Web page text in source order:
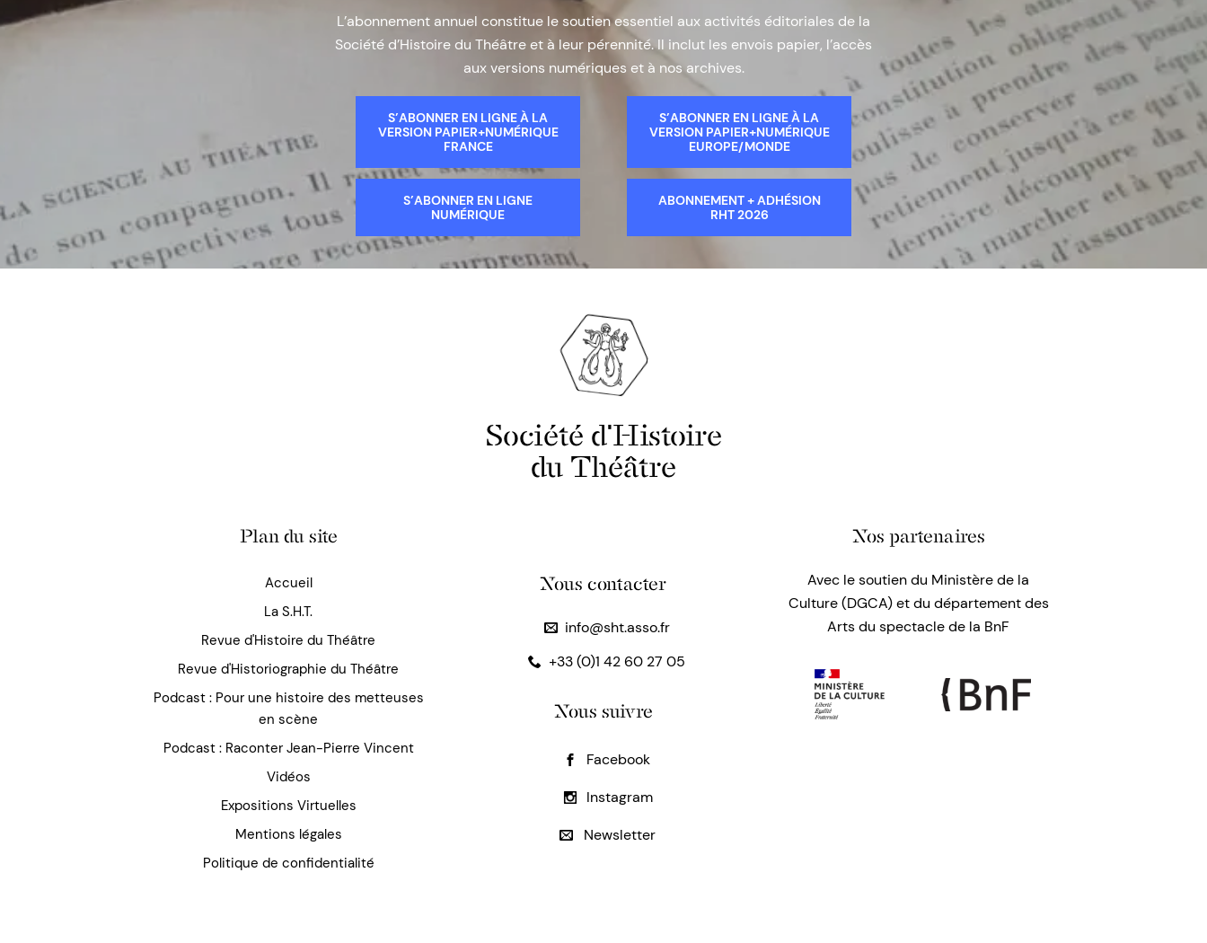
L’abonnement annuel constitue le soutien essentiel aux activités éditoriales de la
Société d’Histoire du Théâtre et à leur pérennité. Il inclut les envois papier, l’accès
aux versions numériques et à nos archives.
S’ABONNER EN LIGNE À LA
VERSION PAPIER+NUMÉRIQUE
FRANCE
S’ABONNER EN LIGNE À LA
VERSION PAPIER+NUMÉRIQUE
EUROPE/MONDE
S’ABONNER EN LIGNE
NUMÉRIQUE
ABONNEMENT + ADHÉSION
RHT 2026
Société d'Histoire
du Théâtre
Plan du site
Accueil
La S.H.T.
Revue d'Histoire du Théâtre
Revue d'Historiographie du Théâtre
Podcast : Pour une histoire des metteuses
en scène
Podcast : Raconter Jean-Pierre Vincent
Vidéos
Expositions Virtuelles
Mentions légales
Politique de confidentialité
Nous contacter
info@sht.asso.fr
+33 (0)1 42 60 27 05
Nous suivre
Facebook
Instagram
Newsletter
Nos partenaires
Avec le soutien du Ministère de la
Culture (DGCA) et du département des
Arts du spectacle de la BnF